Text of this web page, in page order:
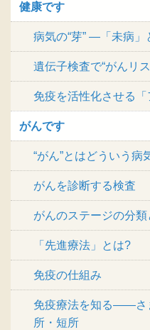
健康です
病気の“芽” ―「未病」
遺伝子検査で“がんリ
免疫を活性化させる「
がんです
“がん”とはどういう病
がんを診断する検査
がんのステージの分
「先進療法」とは?
免疫の仕組み
免疫療法を知る――さ
所・短所